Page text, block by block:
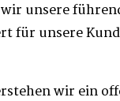
wir unsere
für unsere
wir ein